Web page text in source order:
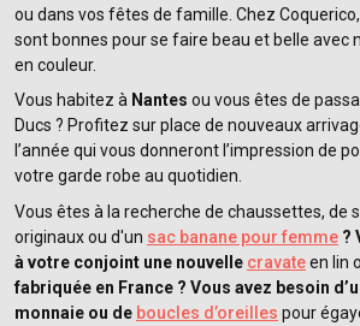
ou dans vos fêtes de famille. Chez
sont bonnes pour se faire beau et belle avec
en couleur.
Vous habitez à Nantes ou vous êtes de
Ducs ? Profitez sur place de nouveaux
l’année qui vous donneront l’impression de
votre garde robe au quotidien.
Vous êtes à la recherche de chaussettes, de
originaux ou d'un sac banane pour femme ?
à votre conjoint une nouvelle cravateen lin
fabriquée en France ? Vous avez besoin
monnaie ou de boucles d’oreilles pour